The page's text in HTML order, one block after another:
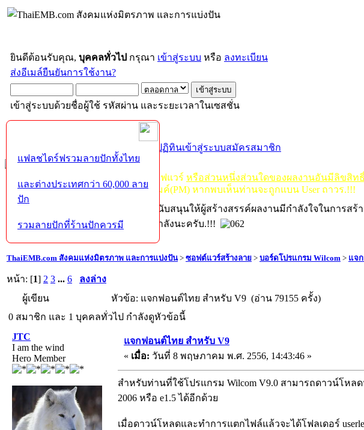
ยินดีต้อนรับคุณ, บุคคลทั่วไป กรุณา เข้าสู่ระบบ หรือ ลงทะเบียน
ส่งอีเมล์ยืนยันการใช้งาน?
เข้าสู่ระบบด้วยชื่อผู้ใช้ รหัสผ่าน และระยะเวลาในเซสชั่น
ปฏิทินเข้าสู่ระบบสมัครสมาชิก
กฏ-กติกา ห้ามจำหน่าย, จ่ายแจก ซอฟแวร์ หรือส่วนหนึ่งส่วนใดของผลงานอันมีลิขสิทธิ์
ไม่ว่าจะเป็นทางหน้าบอร์ด หรือหลังไมค์(PM) หากพบเห็นท่านจะถูกแบน User ถาวร.!!!
หากท่านถูกในในผลงาน หรืออยากสนับสนุนให้ผู้สร้างสรรค์ผลงานมีกำลังใจในการสร้
โปรดช่วยบริจาคให้ผู้จัดทำบ้างตามกำลังนะครับ.!!!
ThaiEMB.com สังคมแห่งมิตรภาพ และการแบ่งปัน> ซอฟต์แวร์สร้างลาย > บอร์ดโปรแกรม Wilcom > แจ
หน้า: [1] 2 3 ... 6 ลงล่าง
ผู้เขียน
หัวข้อ: แจกฟอนต์ไทย สำหรับ V9 (อ่าน 79155 ครั้ง)
0 สมาชิก และ 1 บุคคลทั่วไป กำลังดูหัวข้อนี้
JTC
I am the wind
Hero Member
แจกฟอนต์ไทย สำหรับ V9
« เมื่อ: วันที่ 8 พฤษภาคม พ.ศ. 2556, 14:43:46 »
สำหรับท่านที่ใช้โปรแกรม Wilcom V9.0 สามารถดาวน์โห
2006 หรือ e1.5 ได้อีกด้วย
เมื่อดาวน์โหลดและทำการแตกไฟล์แล้วจะได้โฟลเดอร์
แฟลชไดร์ฟรวมลายปักทั้งไทย
และต่างประเทศกว่า 60,000 ลาย
ปัก
รวมลายปักที่ร้านปักควรมี